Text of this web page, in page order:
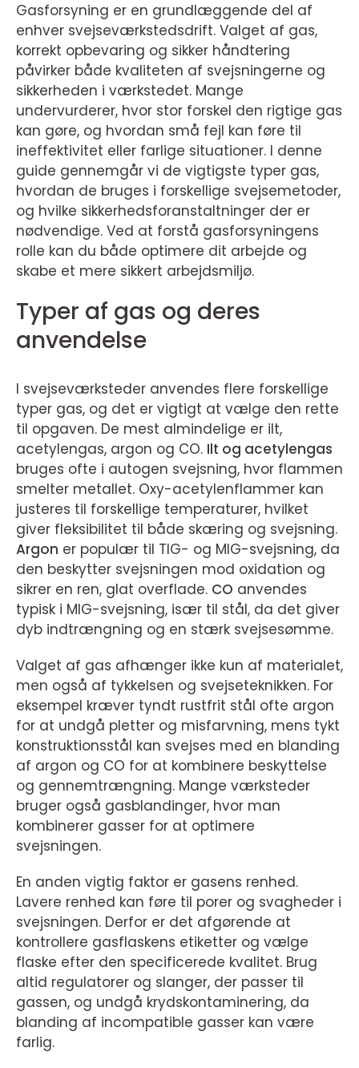
Gasforsyning er en grundlæggende del af
enhver svejseværkstedsdrift. Valget af gas,
korrekt opbevaring og sikker håndtering
påvirker både kvaliteten af svejsningerne og
sikkerheden i værkstedet. Mange
undervurderer, hvor stor forskel den rigtige gas
kan gøre, og hvordan små fejl kan føre til
ineffektivitet eller farlige situationer. I denne
guide gennemgår vi de vigtigste typer gas,
hvordan de bruges i forskellige svejsemetoder,
og hvilke sikkerhedsforanstaltninger der er
nødvendige. Ved at forstå gasforsyningens
rolle kan du både optimere dit arbejde og
skabe et mere sikkert arbejdsmiljø.
Typer af gas og deres
anvendelse
I svejseværksteder anvendes flere forskellige
typer gas, og det er vigtigt at vælge den rette
til opgaven. De mest almindelige er ilt,
acetylengas, argon og CO. Ilt og acetylengas
bruges ofte i autogen svejsning, hvor flammen
smelter metallet. Oxy-acetylenflammer kan
justeres til forskellige temperaturer, hvilket
giver fleksibilitet til både skæring og svejsning.
Argon er populær til TIG- og MIG-svejsning, da
den beskytter svejsningen mod oxidation og
sikrer en ren, glat overflade. CO anvendes
typisk i MIG-svejsning, især til stål, da det giver
dyb indtrængning og en stærk svejsesømme.
Valget af gas afhænger ikke kun af materialet,
men også af tykkelsen og svejseteknikken. For
eksempel kræver tyndt rustfrit stål ofte argon
for at undgå pletter og misfarvning, mens tykt
konstruktionsstål kan svejses med en blanding
af argon og CO for at kombinere beskyttelse
og gennemtrængning. Mange værksteder
bruger også gasblandinger, hvor man
kombinerer gasser for at optimere
svejsningen.
En anden vigtig faktor er gasens renhed.
Lavere renhed kan føre til porer og svagheder i
svejsningen. Derfor er det afgørende at
kontrollere gasflaskens etiketter og vælge
flaske efter den specificerede kvalitet. Brug
altid regulatorer og slanger, der passer til
gassen, og undgå krydskontaminering, da
blanding af incompatible gasser kan være
farlig.